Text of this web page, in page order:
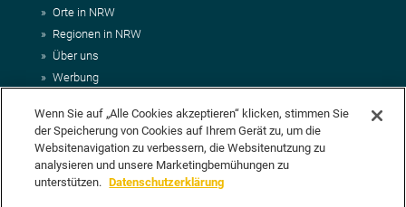
Orte in NRW
Regionen in NRW
Über uns
Werbung
Impressum
AGB
Datenschutz
DEIN VORSCHLAG FÜR NRWHITS
Wenn Sie auf „Alle Cookies akzeptieren“ klicken, stimmen Sie
der Speicherung von Cookies auf Ihrem Gerät zu, um die
Websitenavigation zu verbessern, die Websitenutzung zu
analysieren und unsere Marketingbemühungen zu
unterstützen. Datenschutzerklärung